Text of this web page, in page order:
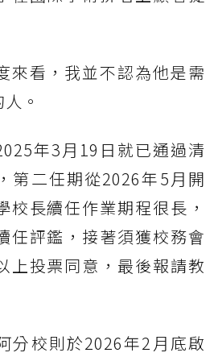
來看，我並不認為他是需
。
年3月19日就已通過清
第二任期從2026年5月開
校長續任作業期程很長，
任評鑑，接著須獲校務會
上投票同意，最後報請教
分校則於2026年2月底啟